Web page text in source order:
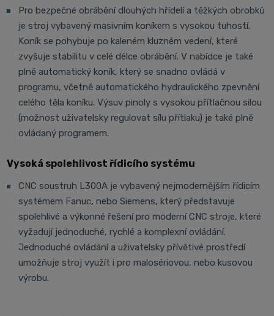
Pro bezpečné obrábění dlouhých hřídelí a těžkých obrobků
je stroj vybavený masivním koníkem s vysokou tuhostí.
Koník se pohybuje po kaleném kluzném vedení, které
zvyšuje stabilitu v celé délce obrábění. V nabídce je také
plně automatický koník, který se snadno ovládá v
programu, včetně automatického hydraulického zpevnění
celého těla koníku. Výsuv pinoly s vysokou přítlačnou silou
(možnost uživatelsky regulovat sílu přítlaku) je také plně
ovládaný programem.
Vysoká spolehlivost řídicího systému
CNC soustruh L300A je vybavený nejmodernějším řídicím
systémem Fanuc, nebo Siemens, který představuje
spolehlivé a výkonné řešení pro moderní CNC stroje, které
vyžadují jednoduché, rychlé a komplexní ovládání.
Jednoduché ovládání a uživatelsky přívětivé prostředí
umožňuje stroj využít i pro malosériovou, nebo kusovou
výrobu.